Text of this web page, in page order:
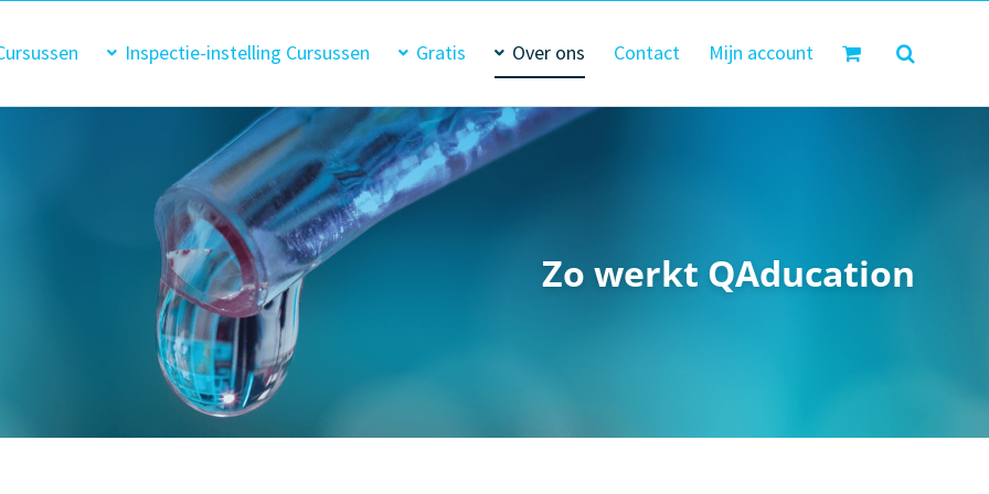
Inspectie-instelling Cursussen Gratis Over ons Contact Mijn account
Zo werkt QAducation